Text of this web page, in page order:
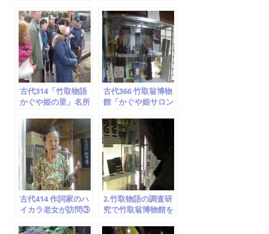
ト空海説
古代314「竹取物語
かぐや姫の里」名所
京田辺市 竹取翁博物
館 2014.2.1
古代366 竹取翁博物
館「かぐや姫サロン
石庭・襖絵・シュメ
ール文明
古代414 作詞家のハ
イカラ老女が訪問③
俗 竹取翁博物館
2.竹取物語の調査研
究で竹取翁博物館を
求婚